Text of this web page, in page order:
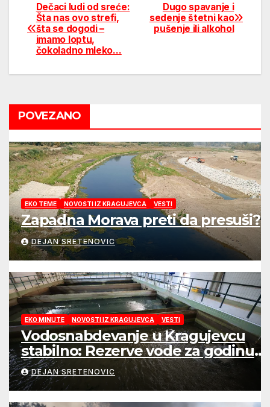
Post
navigation
Dugo spavanje i
sedenje štetni kao
pušenje ili alkohol
Dečaci ludi od sreće:
Šta nas ovo strefi,
šta se dogodi –
imamo loptu,
čokoladno mleko…
POVEZANO
EKO TEME NOVOSTI IZ KRAGUJEVCA VESTI
Zapadna Morava preti da presuši?
DEJAN SRETENOVIC
EKO MINUTE NOVOSTI IZ KRAGUJEVCA VESTI
Vodosnabdevanje u Kragujevcu
stabilno: Rezerve vode za godinu
dana
DEJAN SRETENOVIC